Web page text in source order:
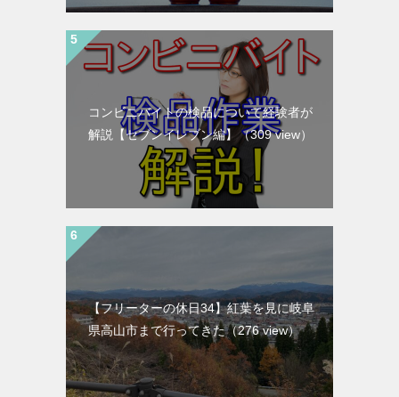
コンビニバイトの検品について経験者が
解説【セブンイレブン編】
（309 view）
【フリーターの休日34】紅葉を見に岐阜
県高山市まで行ってきた（276 view）